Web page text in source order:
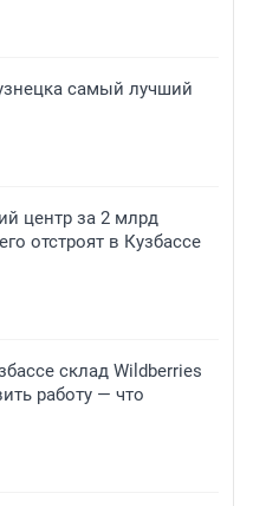
самый лучший
центр за 2 млрд
отстроят в Кузбассе
склад Wildberries
работу — что